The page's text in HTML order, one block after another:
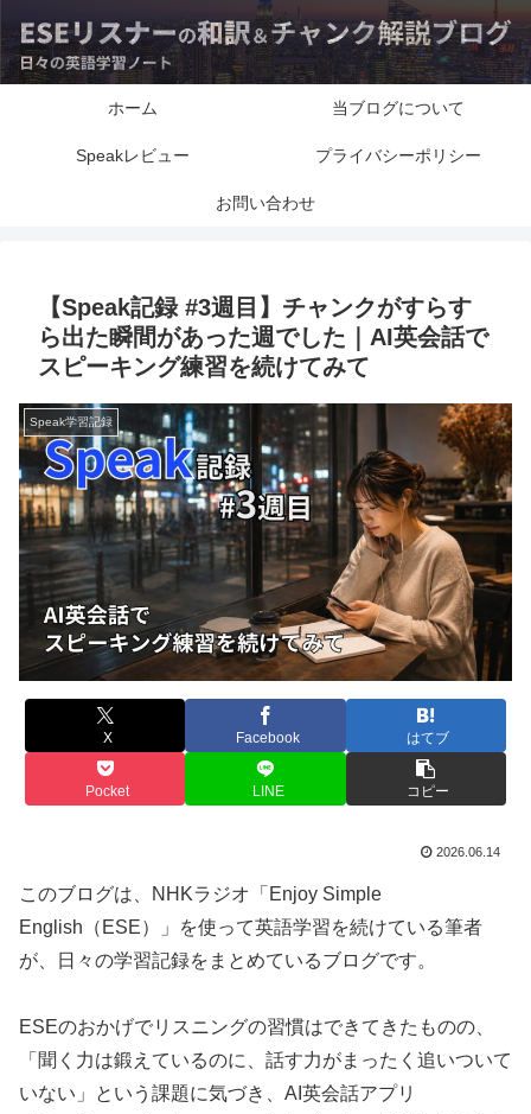
ホーム 当ブログについて
Speakレビュー プライバシーポリシー
お問い合わせ
【Speak記録 #3週目】チャンクがすらす
ら出た瞬間があった週でした｜AI英会話で
スピーキング練習を続けてみて
Speak学習記録
X Facebook はてブ
Pocket LINE コピー
2026.06.14
このブログは、NHKラジオ「Enjoy Simple
English（ESE）」を使って英語学習を続けている筆者
が、日々の学習記録をまとめているブログです。
ESEのおかげでリスニングの習慣はできてきたものの、
「聞く力は鍛えているのに、話す力がまったく追いついて
いない」という課題に気づき、AI英会話アプリ